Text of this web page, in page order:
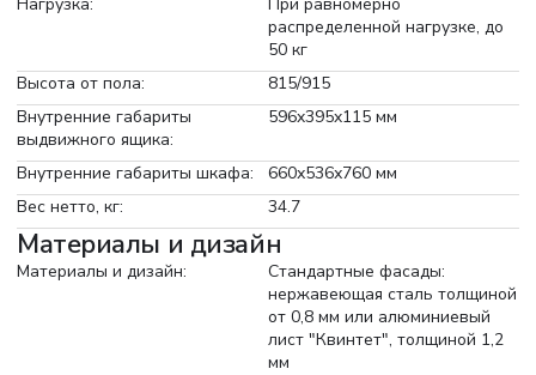
распределенной нагрузке, до
50 кг
Высота от пола:
815/915
Внутренние габариты
выдвижного ящика:
596x395x115 мм
Внутренние габариты шкафа:
660х536х760 мм
Вес нетто, кг:
34.7
Материалы и дизайн
Материалы и дизайн:
Стандартные фасады:
нержавеющая сталь толщиной
от 0,8 мм или алюминиевый
лист "Квинтет", толщиной 1,2
мм